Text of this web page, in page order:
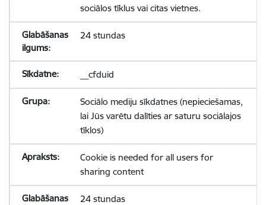
sociālos tīklus vai citas vietnes.
24 stundas
__cfduid
Sociālo mediju sīkdatnes (nepieciešamas,
lai Jūs varētu dalīties ar saturu sociālajos
tīklos)
Cookie is needed for all users for
sharing content
24 stundas